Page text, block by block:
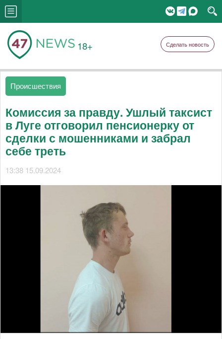
18+ Сделать новость
Происшествия
Комиссия за правду. Ушлый таксист
в Луге отговорил пенсионерку от
сделки с мошенниками и забрал
себе треть
13:38 15.09.2024